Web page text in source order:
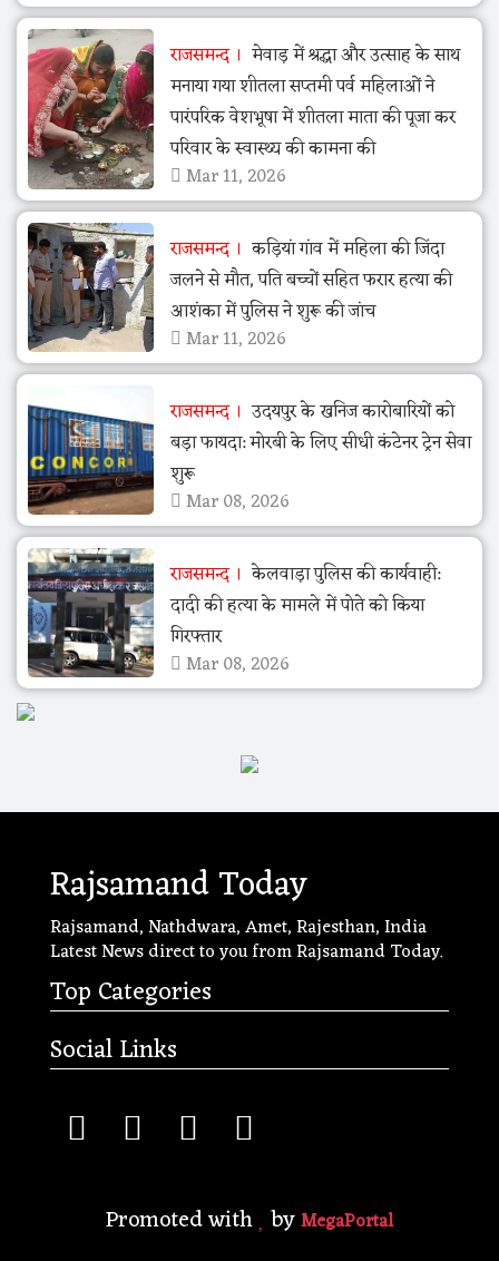
राजसमन्द
मेवाड़ में श्रद्धा और उत्साह के साथ
मनाया गया शीतला सप्तमी पर्व महिलाओं ने
पारंपरिक वेशभूषा में शीतला माता की पूजा कर
परिवार के स्वास्थ्य की कामना की
Mar 11, 2026
राजसमन्द
कड़ियां गांव में महिला की जिंदा
जलने से मौत, पति बच्चों सहित फरार हत्या की
आशंका में पुलिस ने शुरू की जांच
Mar 11, 2026
राजसमन्द
उदयपुर के खनिज कारोबारियों को
बड़ा फायदा: मोरबी के लिए सीधी कंटेनर ट्रेन सेवा
शुरू
Mar 08, 2026
राजसमन्द
केलवाड़ा पुलिस की कार्यवाही:
दादी की हत्या के मामले में पोते को किया
गिरफ्तार
Mar 08, 2026
Rajsamand Today
Rajsamand, Nathdwara, Amet, Rajesthan, India
Latest News direct to you from Rajsamand Today.
Top Categories
Social Links
Promoted with byMegaPortal